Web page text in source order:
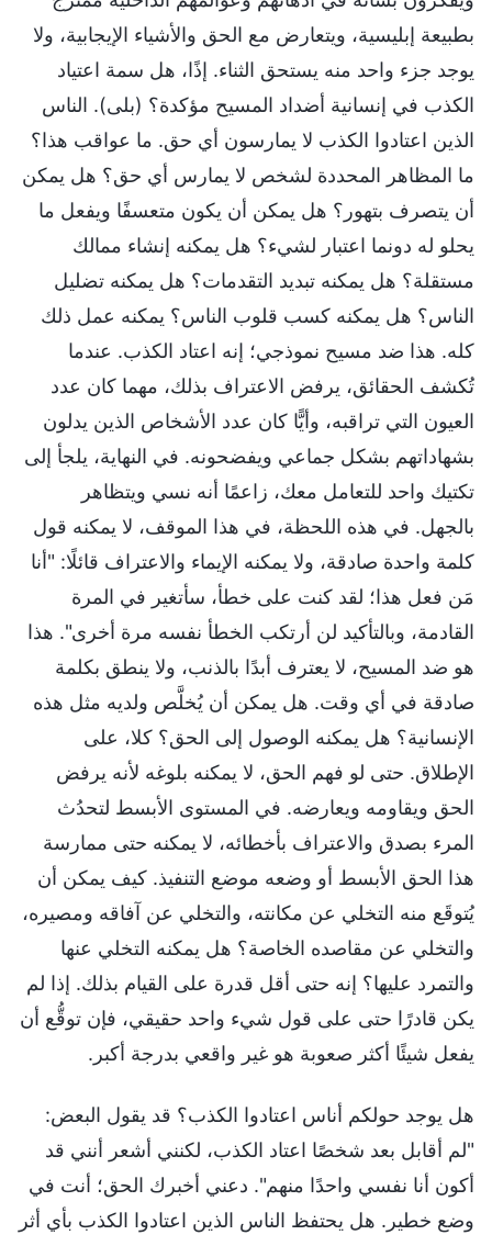
بطبيعة إبليسية، ويتعارض مع الحق والأشياء الإيجابية، ولا
يوجد جزء واحد منه يستحق الثناء. إذًا، هل سمة اعتياد
الكذب في إنسانية أضداد المسيح مؤكدة؟ (بلى). الناس
الذين اعتادوا الكذب لا يمارسون أي حق. ما عواقب هذا؟
ما المظاهر المحددة لشخص لا يمارس أي حق؟ هل يمكن
أن يتصرف بتهور؟ هل يمكن أن يكون متعسفًا ويفعل ما
يحلو له دونما اعتبار لشيء؟ هل يمكنه إنشاء ممالك
مستقلة؟ هل يمكنه تبديد التقدمات؟ هل يمكنه تضليل
الناس؟ هل يمكنه كسب قلوب الناس؟ يمكنه عمل ذلك
كله. هذا ضد مسيح نموذجي؛ إنه اعتاد الكذب. عندما
تُكشف الحقائق، يرفض الاعتراف بذلك، مهما كان عدد
العيون التي تراقبه، وأيًّا كان عدد الأشخاص الذين يدلون
بشهاداتهم بشكل جماعي ويفضحونه. في النهاية، يلجأ إلى
تكتيك واحد للتعامل معك، زاعمًا أنه نسي ويتظاهر
بالجهل. في هذه اللحظة، في هذا الموقف، لا يمكنه قول
كلمة واحدة صادقة، ولا يمكنه الإيماء والاعتراف قائلًا: "أنا
مَن فعل هذا؛ لقد كنت على خطأ، سأتغير في المرة
القادمة، وبالتأكيد لن أرتكب الخطأ نفسه مرة أخرى". هذا
هو ضد المسيح، لا يعترف أبدًا بالذنب، ولا ينطق بكلمة
صادقة في أي وقت. هل يمكن أن يُخلَّص ولديه مثل هذه
الإنسانية؟ هل يمكنه الوصول إلى الحق؟ كلا، على
الإطلاق. حتى لو فهم الحق، لا يمكنه بلوغه لأنه يرفض
الحق ويقاومه ويعارضه. في المستوى الأبسط لتحدُث
المرء بصدق والاعتراف بأخطائه، لا يمكنه حتى ممارسة
هذا الحق الأبسط أو وضعه موضع التنفيذ. كيف يمكن أن
يُتوقَع منه التخلي عن مكانته، والتخلي عن آفاقه ومصيره،
والتخلي عن مقاصده الخاصة؟ هل يمكنه التخلي عنها
والتمرد عليها؟ إنه حتى أقل قدرة على القيام بذلك. إذا لم
يكن قادرًا حتى على قول شيء واحد حقيقي، فإن توقُّع أن
يفعل شيئًا أكثر صعوبة هو غير واقعي بدرجة أكبر.
هل يوجد حولكم أناس اعتادوا الكذب؟ قد يقول البعض:
"لم أقابل بعد شخصًا اعتاد الكذب، لكنني أشعر أنني قد
أكون أنا نفسي واحدًا منهم". دعني أخبرك الحق؛ أنت في
وضع خطير. هل يحتفظ الناس الذين اعتادوا الكذب بأي أثر